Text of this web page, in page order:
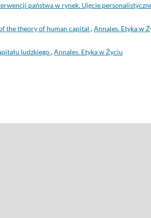
państwa w rynek. Ujęcie
the theory of human capital ,Annales. Etyka w
ludzkiego,Annales. Etyka w Życiu